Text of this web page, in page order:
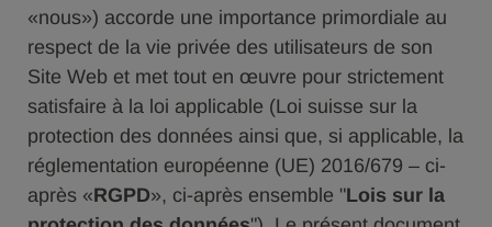
«nous») accorde une importance primordiale au
respect de la vie privée des utilisateurs de son
Site Web et met tout en œuvre pour strictement
satisfaire à la loi applicable (Loi suisse sur la
protection des données ainsi que, si applicable, la
réglementation européenne (UE) 2016/679 – ci-
après «RGPD», ci-après ensemble "Lois sur la